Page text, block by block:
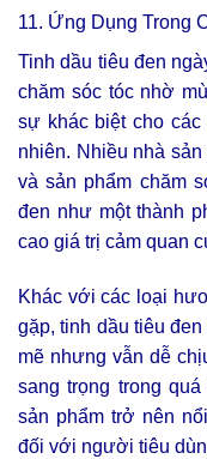
11. Ứng Dụng Trong
Tinh dầu tiêu đen
chăm sóc tóc nhờ
sự khác biệt cho các
nhiên. Nhiều nhà
và sản phẩm chăm
đen như một thành
cao giá trị cảm quan
Khác với các loại
gặp, tinh dầu tiêu
mẽ nhưng vẫn dễ
sang trọng trong
sản phẩm trở nên
đối với người tiêu